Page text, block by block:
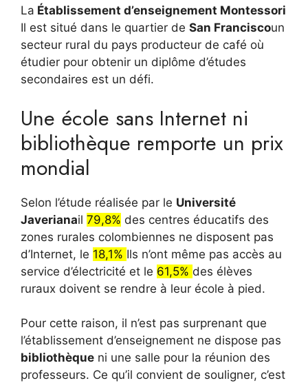
La Établissement d’enseignement Montessori
Il est situé dans le quartier de San Franciscoun
secteur rural du pays producteur de café où
étudier pour obtenir un diplôme d’études
secondaires est un défi.
Une école sans Internet ni
bibliothèque remporte un prix
mondial
Selon l’étude réalisée par le Université
Javerianail 79,8% des centres éducatifs des
zones rurales colombiennes ne disposent pas
d’Internet, le 18,1% Ils n’ont même pas accès au
service d’électricité et le 61,5% des élèves
ruraux doivent se rendre à leur école à pied.
Pour cette raison, il n’est pas surprenant que
l’établissement d’enseignement ne dispose pas
bibliothèque ni une salle pour la réunion des
professeurs. Ce qu’il convient de souligner, c’est